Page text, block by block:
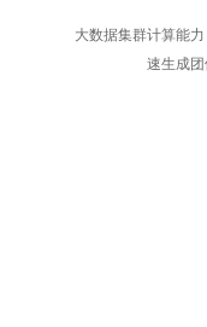
大数据集群计算能
速生成